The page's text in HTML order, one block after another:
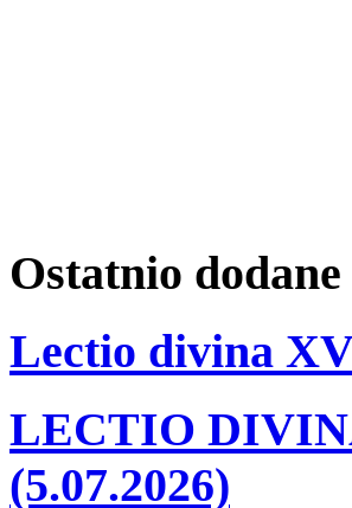
Ostatnio dodane
Lectio divina
LECTIO
(5.07.2026)